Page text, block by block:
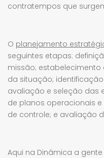
contratempos que
O planejamento
seguintes etapas:
missão; estabelecimento
da situação;
avaliação e seleção das
de planos operacionais
de controle; e avaliação
Aqui na Dinâmica a